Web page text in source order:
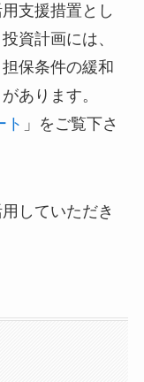
支援措置とし
資計画には、
保条件の緩和
あります。
ト 」をご覧下さ
していただき